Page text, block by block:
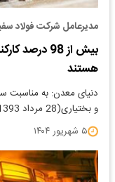
مدیرعامل شرکت فولاد
بیش از 98
هستند
دنیای معدن: به مناسبت
و بختیاری(28 مرداد 1393) به گروه فولاد مبارکه، در…
۵ شهریور ۱۴۰۴